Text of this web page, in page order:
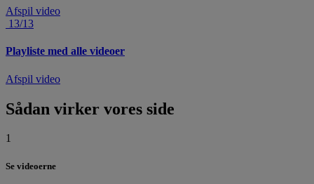
Afspil video
13/13
Playliste med alle videoer
Afspil video
Sådan virker vores side
1
Se videoerne